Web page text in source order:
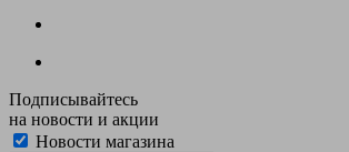
Подписывайтесь
на новости и акции
Новости магазина